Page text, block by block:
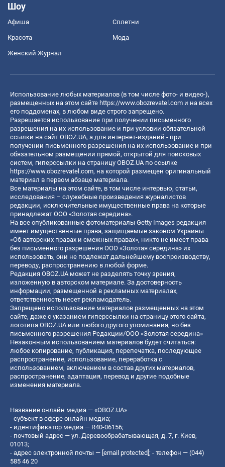
Шоу
Афиша Сплетни
Красота Мода
Женский Журнал
Использование любых материалов (в том числе фото- и видео-),
размещенных на этом сайте https://www.obozrevatel.com и на всех
его поддоменах, в любом виде строго запрещено.
Разрешается использование при получении письменного
разрешения на их использование и при условии обязательной
ссылки на сайт OBOZ.UA, а для интернет-изданий - при
получении письменного разрешения на их использование и при
обязательном размещении прямой, открытой для поисковых
систем, гиперссылки на страницу OBOZ.UA по ссылке
https://www.obozrevatel.com, на которой размещен оригинальный
материал в первом абзаце материала.
Все материалы на этом сайте, в том числе интервью, статьи,
исследования – служебные произведения журналистов
редакции, исключительные имущественные права на которые
принадлежат ООО «Золотая середина».
На все опубликованные фотоматериалы Getty Images редакция
имеет имущественные права, защищаемые законом Украины
«Об авторских правах и смежных правах», никто не имеет права
без письменного разрешения ООО «Золотая середина» их
использовать, они не подлежат дальнейшему воспроизводству,
переводу, распространению в любой форме.
Редакция OBOZ.UA может не разделять точку зрения,
изложенную в авторском материале. За достоверность
информации, размещенной в рекламных материалах,
ответственность несет рекламодатель.
Запрещено использование материалов размещенных на этом
сайте, даже с указанием гиперссылки на страницу этого сайта,
логотипа OBOZ.UA или любого другого упоминания, но без
письменного разрешения Редакции/ООО «Золотая середина»
Незаконным использованием материалов будет считаться:
любое копирование, публикация, перепечатка, последующее
распространение, использование, переработка с
использованием, включением в состав других материалов,
распространение, адаптация, перевод и другие подобные
изменения материала.
Название онлайн медиа — «OBOZ.UA»
- субъект в сфере онлайн медиа;
- идентификатор медиа — R40-06156;
- почтовый адрес — ул. Деревообрабатывающая, д. 7, г. Киев,
01013;
- адрес электронной почты — [email protected]; - телефон — (044)
585 46 20